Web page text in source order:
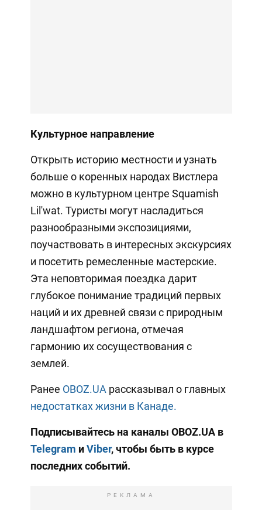
Культурное направление
Открыть историю местности и узнать
больше о коренных народах Вистлера
можно в культурном центре Squamish
Lil'wat. Туристы могут насладиться
разнообразными экспозициями,
поучаствовать в интересных экскурсиях
и посетить ремесленные мастерские.
Эта неповторимая поездка дарит
глубокое понимание традиций первых
наций и их древней связи с природным
ландшафтом региона, отмечая
гармонию их сосуществования с
землей.
Ранее OBOZ.UA рассказывал о главных
недостатках жизни в Канаде.
Подписывайтесь на каналы OBOZ.UA в
Telegram иViber, чтобы быть в курсе
последних событий.
РЕКЛАМА